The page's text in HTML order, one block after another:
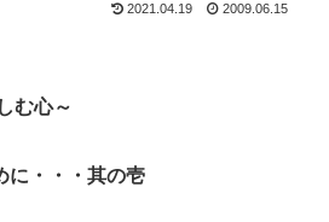
2021.04.19 2009.06.15
む心～
・・・其の壱